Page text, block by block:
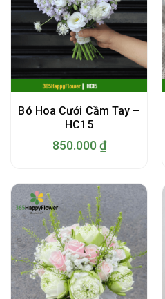
Bó Hoa Cưới Cầm Tay –
HC15
850.000 ₫